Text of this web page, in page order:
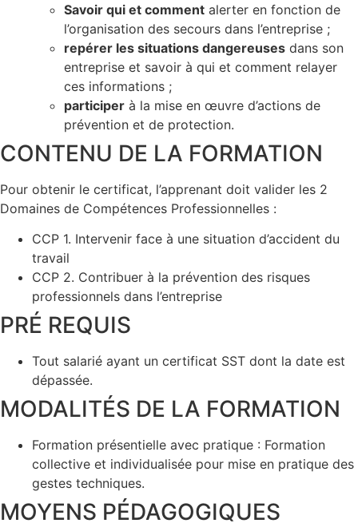
Savoir qui et comment alerter en fonction de
l’organisation des secours dans l’entreprise ;
repérer les situations dangereuses dans son
entreprise et savoir à qui et comment relayer
ces informations ;
participer à la mise en œuvre d’actions de
prévention et de protection.
CONTENU DE LA FORMATION
Pour obtenir le certificat, l’apprenant doit valider les 2
Domaines de Compétences Professionnelles :
CCP 1. Intervenir face à une situation d’accident du
travail
CCP 2. Contribuer à la prévention des risques
professionnels dans l’entreprise
PRÉ REQUIS
Tout salarié ayant un certificat SST dont la date est
dépassée.
MODALITÉS DE LA FORMATION
Formation présentielle avec pratique : Formation
collective et individualisée pour mise en pratique des
gestes techniques.
MOYENS PÉDAGOGIQUES